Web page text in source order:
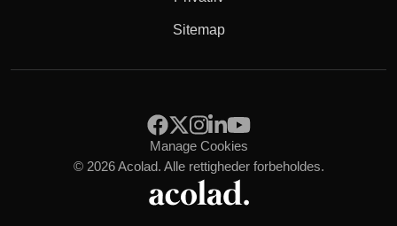
Sitemap
© 2026 Acolad. Alle rettigheder forbeholdes.
Manage Cookies